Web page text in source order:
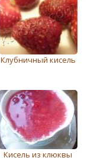
Клубничный кисель
Кисель из клюквы